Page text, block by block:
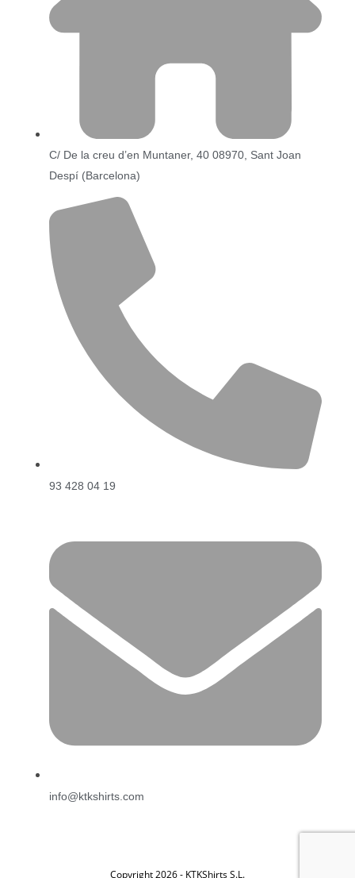
C/ De la creu d’en Muntaner, 40 08970, Sant Joan
Despí (Barcelona)
93 428 04 19
info@ktkshirts.com
Copyright 2026 - KTKShirts S.L.